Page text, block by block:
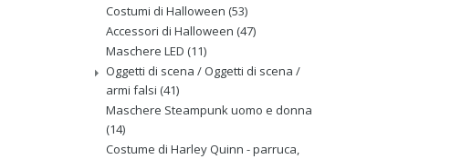
Costumi di Halloween (53)
Accessori di Halloween (47)
Maschere LED (11)
Oggetti di scena / Oggetti di scena /
armi falsi (41)
Maschere Steampunk uomo e donna
(14)
Costume di Harley Quinn - parruca,